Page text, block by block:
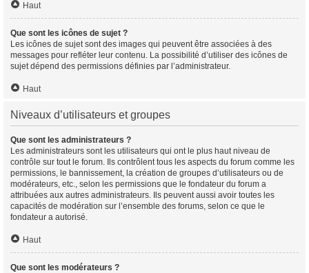
Haut
Que sont les icônes de sujet ?
Les icônes de sujet sont des images qui peuvent être associées à des
messages pour refléter leur contenu. La possibilité d’utiliser des icônes de
sujet dépend des permissions définies par l’administrateur.
Haut
Niveaux d’utilisateurs et groupes
Que sont les administrateurs ?
Les administrateurs sont les utilisateurs qui ont le plus haut niveau de
contrôle sur tout le forum. Ils contrôlent tous les aspects du forum comme les
permissions, le bannissement, la création de groupes d’utilisateurs ou de
modérateurs, etc., selon les permissions que le fondateur du forum a
attribuées aux autres administrateurs. Ils peuvent aussi avoir toutes les
capacités de modération sur l’ensemble des forums, selon ce que le
fondateur a autorisé.
Haut
Que sont les modérateurs ?